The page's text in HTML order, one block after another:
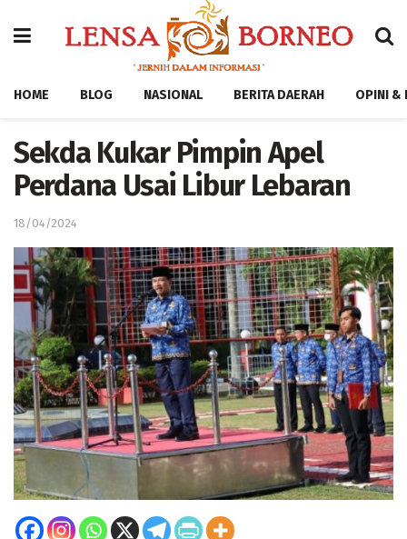
HOME BLOG NASIONAL BERITA DAERAH OPINI &
Sekda Kukar Pimpin Apel
Perdana Usai Libur Lebaran
18/04/2024